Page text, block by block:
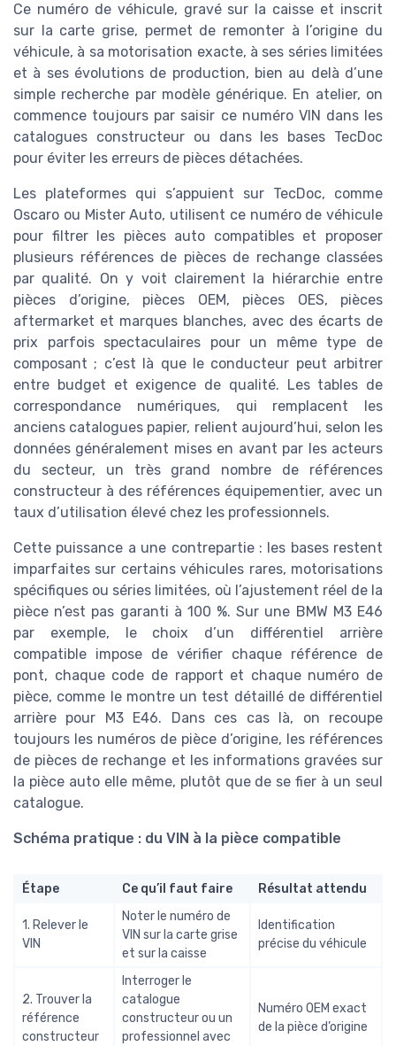
Ce numéro de véhicule, gravé sur la caisse et inscrit
sur la carte grise, permet de remonter à l’origine du
véhicule, à sa motorisation exacte, à ses séries limitées
et à ses évolutions de production, bien au delà d’une
simple recherche par modèle générique. En atelier, on
commence toujours par saisir ce numéro VIN dans les
catalogues constructeur ou dans les bases TecDoc
pour éviter les erreurs de pièces détachées.
Les plateformes qui s’appuient sur TecDoc, comme
Oscaro ou Mister Auto, utilisent ce numéro de véhicule
pour filtrer les pièces auto compatibles et proposer
plusieurs références de pièces de rechange classées
par qualité. On y voit clairement la hiérarchie entre
pièces d’origine, pièces OEM, pièces OES, pièces
aftermarket et marques blanches, avec des écarts de
prix parfois spectaculaires pour un même type de
composant ; c’est là que le conducteur peut arbitrer
entre budget et exigence de qualité. Les tables de
correspondance numériques, qui remplacent les
anciens catalogues papier, relient aujourd’hui, selon les
données généralement mises en avant par les acteurs
du secteur, un très grand nombre de références
constructeur à des références équipementier, avec un
taux d’utilisation élevé chez les professionnels.
Cette puissance a une contrepartie : les bases restent
imparfaites sur certains véhicules rares, motorisations
spécifiques ou séries limitées, où l’ajustement réel de la
pièce n’est pas garanti à 100 %. Sur une BMW M3 E46
par exemple, le choix d’un différentiel arrière
compatible impose de vérifier chaque référence de
pont, chaque code de rapport et chaque numéro de
pièce, comme le montre un test détaillé de différentiel
arrière pour M3 E46. Dans ces cas là, on recoupe
toujours les numéros de pièce d’origine, les références
de pièces de rechange et les informations gravées sur
la pièce auto elle même, plutôt que de se fier à un seul
catalogue.
Schéma pratique : du VIN à la pièce compatible
Étape Ce qu’il faut faire Résultat attendu
1. Relever le
VIN
Noter le numéro de
VIN sur la carte grise
et sur la caisse
Identification
précise du véhicule
2. Trouver la
référence
constructeur
Interroger le
catalogue
constructeur ou un
professionnel avec
Numéro OEM exact
de la pièce d’origine